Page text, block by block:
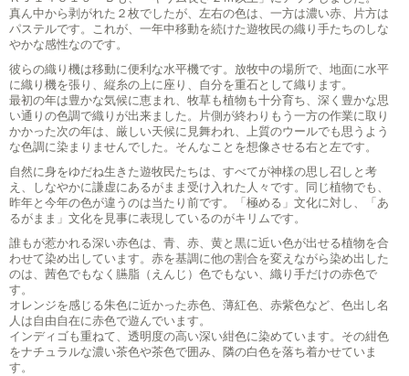
真ん中から剥がれた２枚でしたが、左右の色は、一方は濃い赤、片方は
パステルです。これが、一年中移動を続けた遊牧民の織り手たちのしな
やかな感性なのです。
彼らの織り機は移動に便利な水平機です。放牧中の場所で、地面に水平
に織り機を張り、縦糸の上に座り、自分を重石として織ります。
最初の年は豊かな気候に恵まれ、牧草も植物も十分育ち、深く豊かな思
い通りの色調で織りが出来ました。片側が終わりもう一方の作業に取り
かかった次の年は、厳しい天候に見舞われ、上質のウールでも思うよう
な色調に染まりませんでした。そんなことを想像させる右と左です。
自然に身をゆだね生きた遊牧民たちは、すべてが神様の思し召しと考
え、しなやかに謙虚にあるがまま受け入れた人々です。同じ植物でも、
昨年と今年の色が違うのは当たり前です。「極める」文化に対し、「あ
るがまま」文化を見事に表現しているのがキリムです。
誰もが惹かれる深い赤色は、青、赤、黄と黒に近い色が出せる植物を合
わせて染め出しています。赤を基調に他の割合を変えながら染め出した
のは、茜色でもなく臙脂（えんじ）色でもない、織り手だけの赤色で
す。
オレンジを感じる朱色に近かった赤色、薄紅色、赤紫色など、色出し名
人は自由自在に赤色で遊んでいます。
インディゴも重ねて、透明度の高い深い紺色に染めています。その紺色
をナチュラルな濃い茶色や茶色で囲み、隣の白色を落ち着かせていま
す。